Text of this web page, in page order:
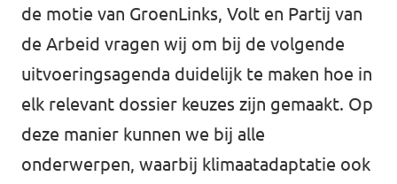
de motie van GroenLinks, Volt en Partij van
de Arbeid vragen wij om bij de volgende
uitvoeringsagenda duidelijk te maken hoe in
elk relevant dossier keuzes zijn gemaakt. Op
deze manier kunnen we bij alle
onderwerpen, waarbij klimaatadaptatie ook